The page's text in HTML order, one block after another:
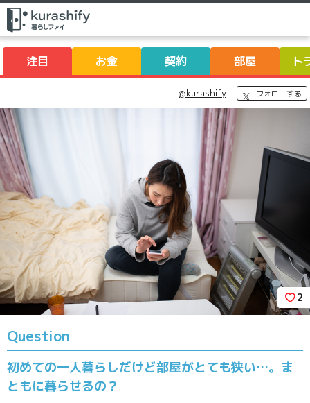
注目 お金 契約 部屋 ト
@kurashify フォローする
2
初めての一人暮らしだけど部屋がとても狭い…。ま
ともに暮らせるの？
Question